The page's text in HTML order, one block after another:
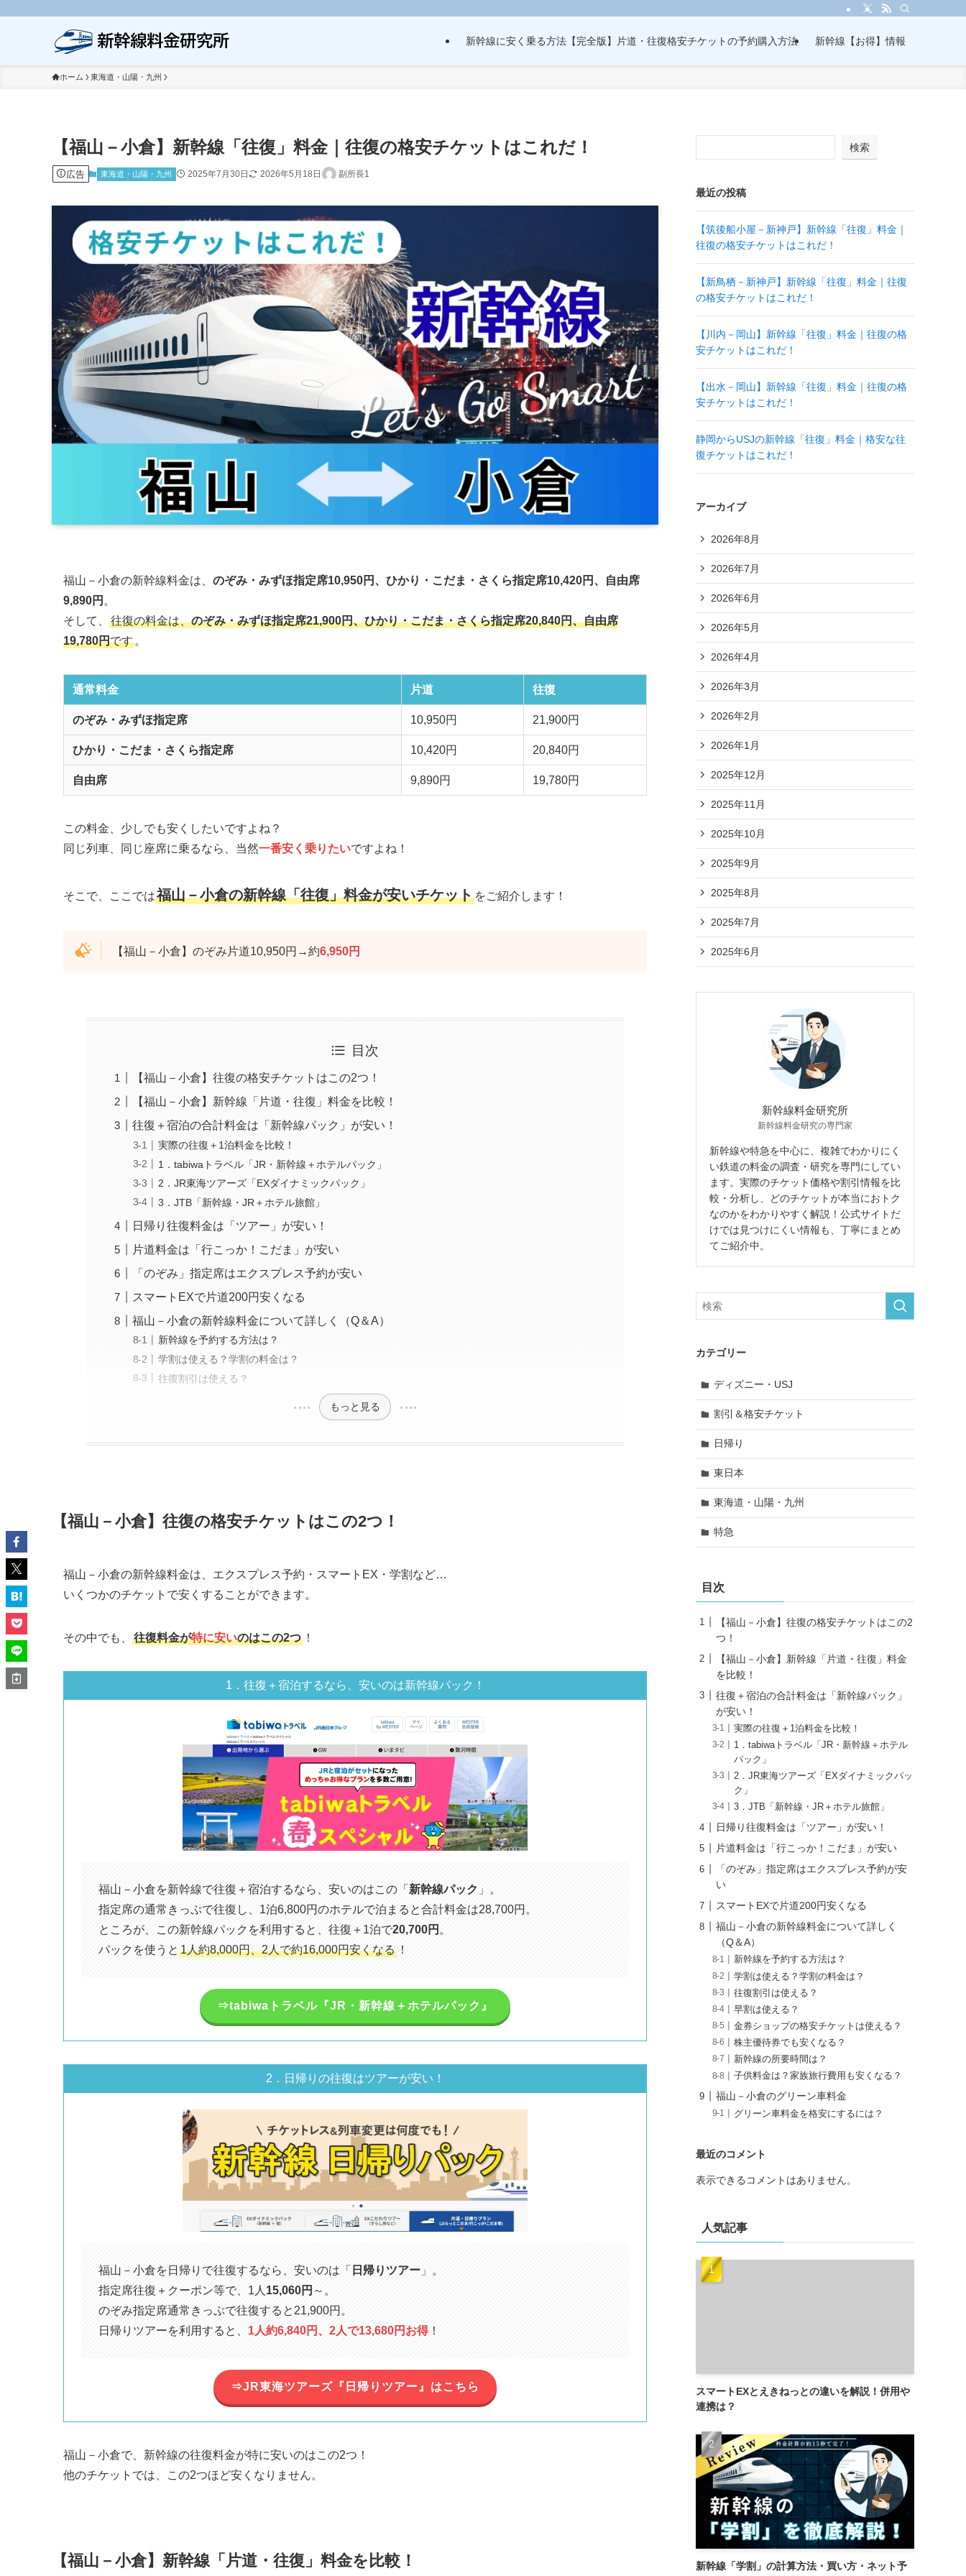
新幹線に安く乗る方法【完全版】片道・往復格安チケットの予約購入方法 新幹線【お得】情報
ホーム 東海道・山陽・九州
【福山－小倉】新幹線「往復」料金｜往復の格安チケットはこれだ！
広告 東海道・山陽・九州 2025年7月30日 2026年5月18日 副所長1
福山－小倉の新幹線料金は、 のぞみ・みずほ指定席10,950円、ひかり・こだま・さくら指定席10,420円、自由席
9,890円 。
そして、
往復の料金は、のぞみ・みずほ指定席21,900円、ひかり・こだま・さくら指定席20,840円、自由席
19,780円です 。
通常料金 片道 往復
のぞみ・みずほ指定席 10,950円 21,900円
ひかり・こだま・さくら指定席 10,420円 20,840円
自由席 9,890円 19,780円
この料金、少しでも安くしたいですよね？
同じ列車、同じ座席に乗るなら、当然一番安く乗りたいですよね！
そこで、ここでは福山－小倉の新幹線「往復」料金が安いチケット をご紹介します！
【福山－小倉】のぞみ片道10,950円→約6,950円
目次
【福山－小倉】往復の格安チケットはこの2つ！
【福山－小倉】新幹線「片道・往復」料金を比較！
往復＋宿泊の合計料金は「新幹線パック」が安い！
実際の往復＋1泊料金を比較！
1．tabiwaトラベル「JR・新幹線＋ホテルパック」
2．JR東海ツアーズ「EXダイナミックパック」
3．JTB「新幹線・JR＋ホテル旅館」
日帰り往復料金は「ツアー」が安い！
片道料金は「行こっか！こだま」が安い
「のぞみ」指定席はエクスプレス予約が安い
スマートEXで片道200円安くなる
福山－小倉の新幹線料金について詳しく（Q＆A）
新幹線を予約する方法は？
学割は使える？学割の料金は？
往復割引は使える？
もっと見る
【福山－小倉】往復の格安チケットはこの2つ！
福山－小倉の新幹線料金は、エクスプレス予約・スマートEX・学割など…
いくつかのチケットで安くすることができます。
その中でも、 往復料金が特に安いのはこの2つ ！
1．往復＋宿泊するなら、安いのは新幹線パック！
福山－小倉を新幹線で往復＋宿泊するなら、安いのはこの「 新幹線パック 」。
指定席の通常きっぷで往復し、1泊6,800円のホテルで泊まると合計料金は28,700円。
ところが、この新幹線パックを利用すると、往復＋1泊で20,700円 。
パックを使うと 1人約8,000円、2人で約16,000円安くなる ！
⇒tabiwaトラベル『JR・新幹線＋ホテルパック』
2．日帰りの往復はツアーが安い！
福山－小倉を日帰りで往復するなら、安いのは「 日帰りツアー 」。
指定席往復＋クーポン等で、1人 15,060円 ～。
のぞみ指定席通常きっぷで往復すると21,900円。
日帰りツアーを利用すると、 1人約6,840円、2人で13,680円お得！
⇒JR東海ツアーズ『日帰りツアー』はこちら
福山－小倉で、新幹線の往復料金が特に安いのはこの2つ！
他のチケットでは、この2つほど安くなりません。
【福山－小倉】新幹線「片道・往復」料金を比較！
検索
最近の投稿
【筑後船小屋－新神戸】新幹線「往復」料金｜
往復の格安チケットはこれだ！
【新鳥栖－新神戸】新幹線「往復」料金｜往復
の格安チケットはこれだ！
【川内－岡山】新幹線「往復」料金｜往復の格
安チケットはこれだ！
【出水－岡山】新幹線「往復」料金｜往復の格
安チケットはこれだ！
静岡からUSJの新幹線「往復」料金｜格安な往
復チケットはこれだ！
アーカイブ
2026年8月
2026年7月
2026年6月
2026年5月
2026年4月
2026年3月
2026年2月
2026年1月
2025年12月
2025年11月
2025年10月
2025年9月
2025年8月
2025年7月
2025年6月
新幹線料金研究所
新幹線料金研究の専門家
新幹線や特急を中心に、複雑でわかりにく
い鉄道の料金の調査・研究を専門にしてい
ます。実際のチケット価格や割引情報を比
較・分析し、どのチケットが本当におトク
なのかをわかりやすく解説！公式サイトだ
けでは見つけにくい情報も、丁寧にまとめ
てご紹介中。
カテゴリー
ディズニー・USJ
割引＆格安チケット
日帰り
東日本
東海道・山陽・九州
特急
目次
【福山－小倉】往復の格安チケットはこの2
つ！
【福山－小倉】新幹線「片道・往復」料金
を比較！
往復＋宿泊の合計料金は「新幹線パック」
が安い！
実際の往復＋1泊料金を比較！
1．tabiwaトラベル「JR・新幹線＋ホテル
パック」
2．JR東海ツアーズ「EXダイナミックパッ
ク」
3．JTB「新幹線・JR＋ホテル旅館」
日帰り往復料金は「ツアー」が安い！
片道料金は「行こっか！こだま」が安い
「のぞみ」指定席はエクスプレス予約が安
い
スマートEXで片道200円安くなる
福山－小倉の新幹線料金について詳しく
（Q＆A）
新幹線を予約する方法は？
学割は使える？学割の料金は？
往復割引は使える？
早割は使える？
金券ショップの格安チケットは使える？
株主優待券でも安くなる？
新幹線の所要時間は？
子供料金は？家族旅行費用も安くなる？
福山－小倉のグリーン車料金
グリーン車料金を格安にするには？
最近のコメント
表示できるコメントはありません。
人気記事
スマートEXとえきねっとの違いを解説！併用や
連携は？
新幹線「学割」の計算方法・買い方・ネット予